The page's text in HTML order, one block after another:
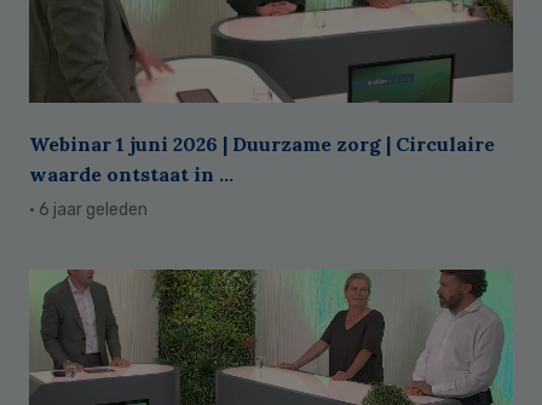
Webinar 1 juni 2026 | Duurzame zorg | Circulaire
waarde ontstaat in ...
· 6 jaar geleden